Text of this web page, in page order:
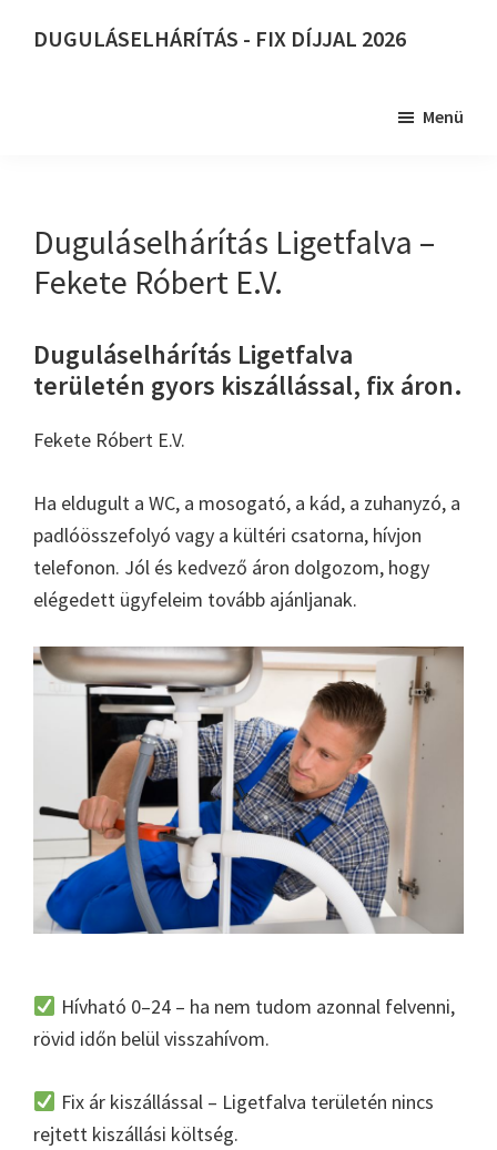
DUGULÁSELHÁRÍTÁS - FIX DÍJJAL 2026
Menü
Duguláselhárítás Ligetfalva –
Fekete Róbert E.V.
Duguláselhárítás Ligetfalva
területén gyors kiszállással, fix áron.
Fekete Róbert E.V.
Ha eldugult a WC, a mosogató, a kád, a zuhanyzó, a
padlóösszefolyó vagy a kültéri csatorna, hívjon
telefonon. Jól és kedvező áron dolgozom, hogy
elégedett ügyfeleim tovább ajánljanak.
Hívható 0–24 – ha nem tudom azonnal felvenni,
rövid időn belül visszahívom.
Fix ár kiszállással – Ligetfalva területén nincs
rejtett kiszállási költség.